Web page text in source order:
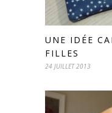
UNE IDÉE
FILLES
24 JUILLET 2013